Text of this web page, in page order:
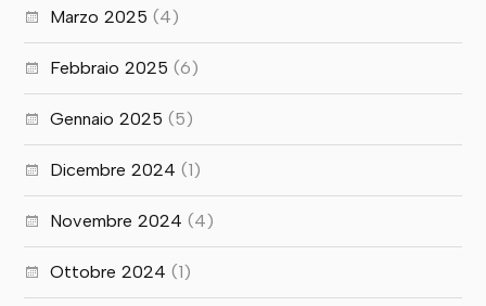
Marzo 2025 (4)
Febbraio 2025 (6)
Gennaio 2025 (5)
Dicembre 2024 (1)
Novembre 2024 (4)
Ottobre 2024 (1)